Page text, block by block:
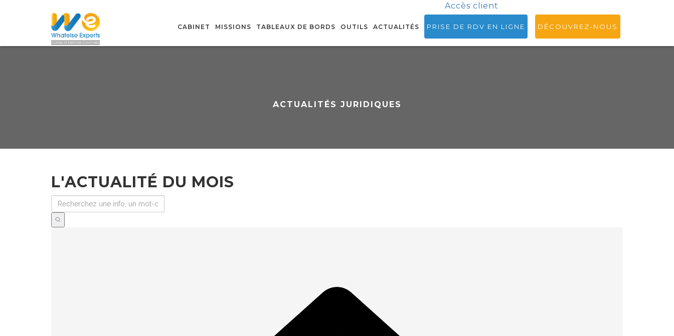
Accès client
CABINET MISSIONS TABLEAUX DE BORDS OUTILS ACTUALITÉS PRISE DE RDV EN LIGNE DÉCOUVREZ-NOUS
ACTUALITÉS JURIDIQUES
L'ACTUALITÉ DU MOIS